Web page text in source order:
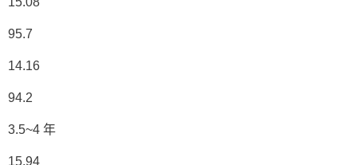
95.7
14.16
94.2
3.5~4 年
15.94